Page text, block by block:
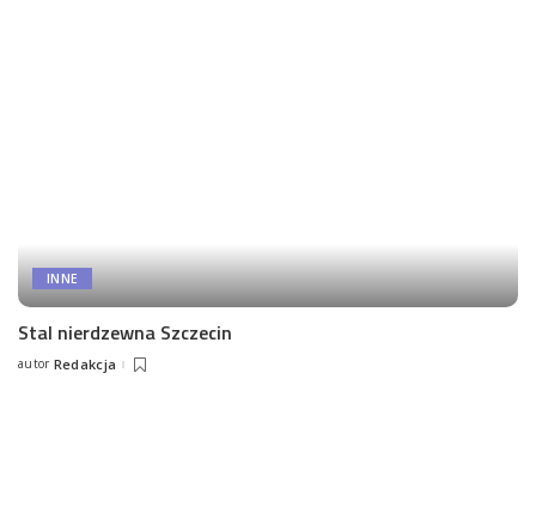
INNE
Stal nierdzewna Szczecin
Posted
autor Redakcja